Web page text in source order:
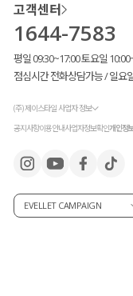
고객센터
1644-7583
평일 09:30~17:00 토요일
점심시간 전화상담가능 / 일요
(주) 제이스타일 사업자 정보
공지사항이용안내사업자정보확인개인정
EVELLET CAMPAIGN